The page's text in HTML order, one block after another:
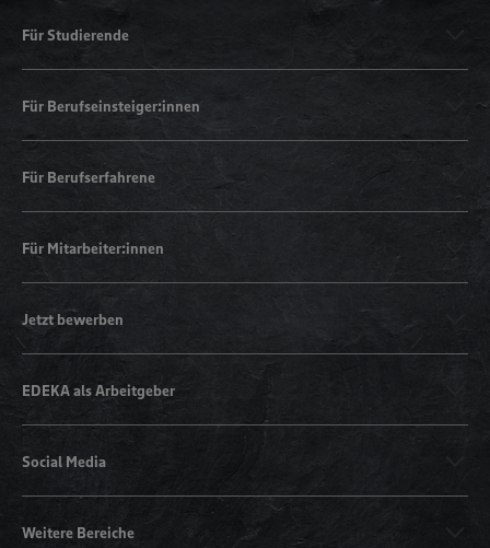
Für Studierende
Für Berufseinsteiger:innen
Für Berufserfahrene
Für Mitarbeiter:innen
Jetzt bewerben
EDEKA als Arbeitgeber
Social Media
Weitere Bereiche